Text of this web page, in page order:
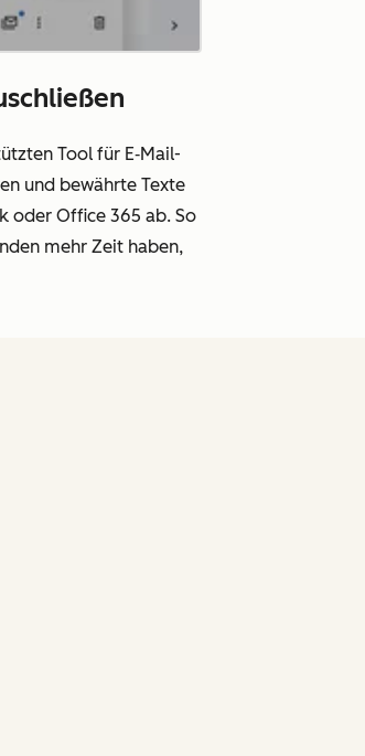
Tool für E‑Mail-
und bewährte Texte
oder Office 365 ab. So
mehr Zeit haben,